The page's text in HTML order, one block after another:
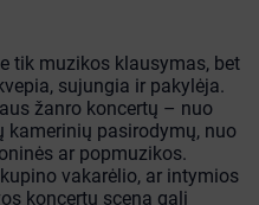
tik muzikos klausymas, bet
sujungia ir pakylėja.
žanro koncertų – nuo
pasirodymų, nuo
ar popmuzikos.
vakarėlio, ar intymios
koncertų scena gali